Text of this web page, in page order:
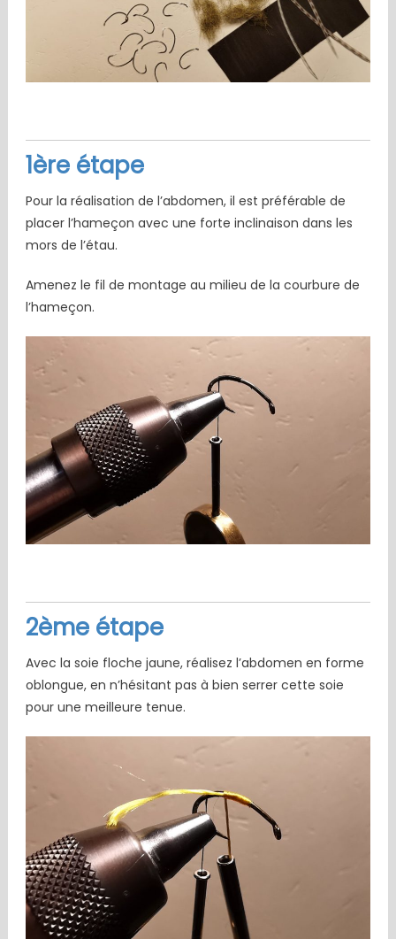
1ère étape
Pour la réalisation de l’abdomen, il est préférable de
placer l’hameçon avec une forte inclinaison dans les
mors de l’étau.
Amenez le fil de montage au milieu de la courbure de
l’hameçon.
2ème étape
Avec la soie floche jaune, réalisez l’abdomen en forme
oblongue, en n’hésitant pas à bien serrer cette soie
pour une meilleure tenue.